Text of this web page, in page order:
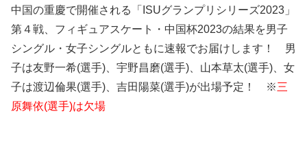
中国の重慶で開催される「ISUグランプリシリーズ2023」
第４戦、フィギュアスケート・中国杯2023の結果を男子
シングル・女子シングルともに速報でお届けします！ 男
子は友野一希(選手)、宇野昌磨(選手)、山本草太(選手)、女
子は渡辺倫果(選手)、吉田陽菜(選手)が出場予定！ ※三
原舞依(選手)は欠場